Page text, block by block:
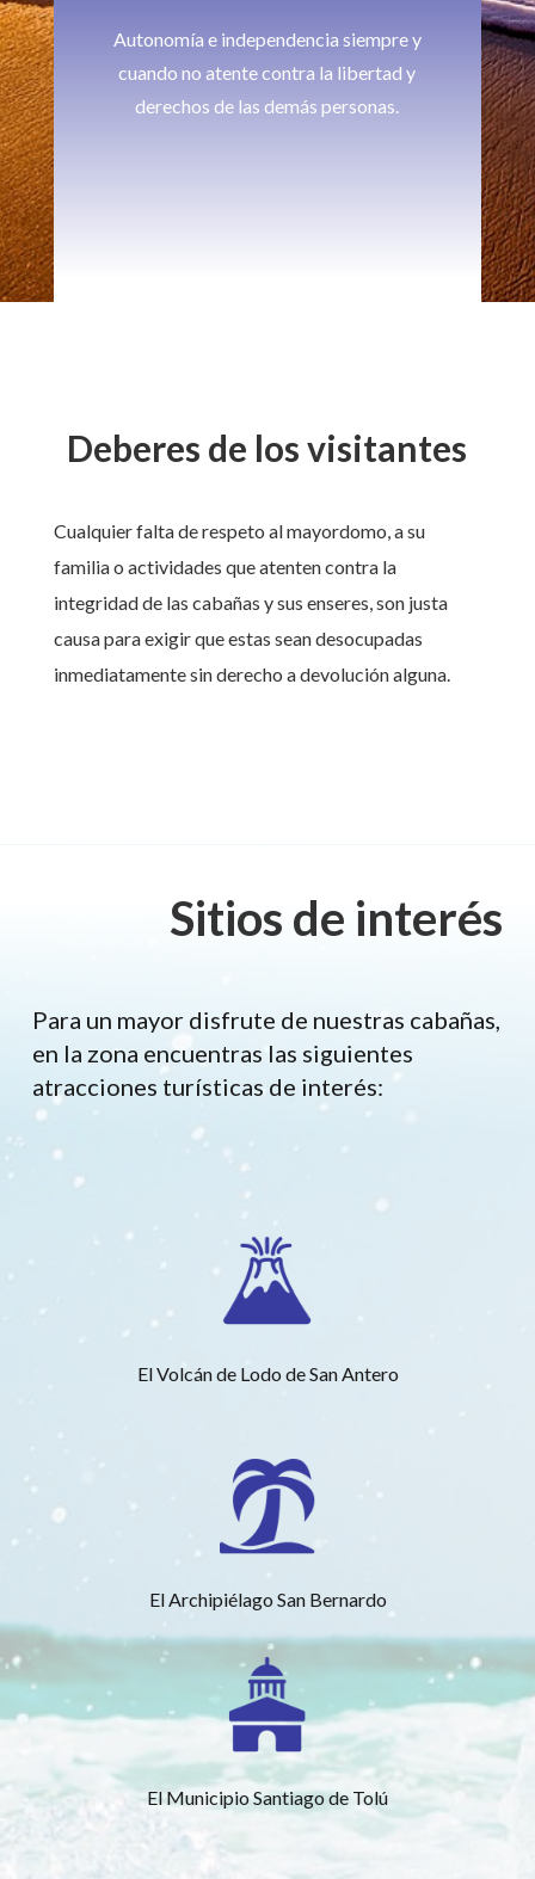
Autonomía e independencia siempre y
cuando no atente contra la libertad y
derechos de las demás personas.
Deberes de los visitantes
Cualquier falta de respeto al mayordomo, a su
familia o actividades que atenten contra la
integridad de las cabañas y sus enseres, son justa
causa para exigir que estas sean desocupadas
inmediatamente sin derecho a devolución alguna.
Sitios de interés
Para un mayor disfrute de nuestras cabañas,
en la zona encuentras las siguientes
atracciones turísticas de interés:
El Volcán de Lodo de San Antero
El Archipiélago San Bernardo
El Municipio Santiago de Tolú